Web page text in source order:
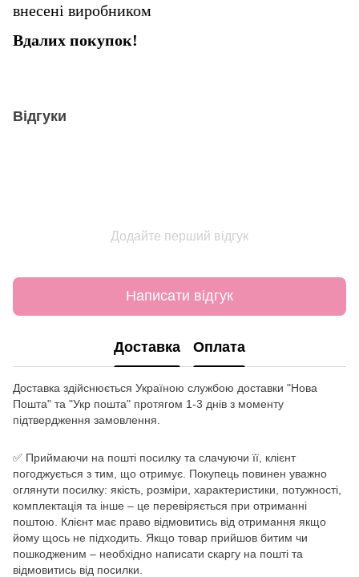
внесені виробником
Вдалих покупок!
Відгуки
Додайте перший відгук
Написати відгук
Доставка Оплата
Доставка здійснюється Україною службою доставки "Нова
Пошта" та "Укр пошта" протягом 1-3 днів з моменту
підтвердження замовлення.
✅ Приймаючи на пошті посилку та слачуючи її, клієнт
погоджується з тим, що отримує. Покупець повинен уважно
оглянути посилку: якість, розміри, характеристики, потужності,
комплектація та інше – це перевіряється при отриманні
поштою. Клієнт має право відмовитись від отримання якщо
йому щось не підходить. Якщо товар прийшов битим чи
пошкодженим – необхідно написати скаргу на пошті та
відмовитись від посилки.